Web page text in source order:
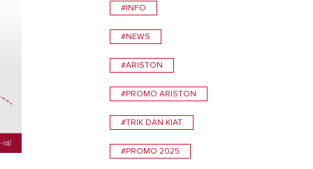
#INFO
#NEWS
#ARISTON
#PROMO ARISTON
#TRIK DAN KIAT
#PROMO 2025